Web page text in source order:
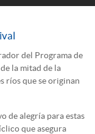
del Programa de
la mitad de la
ríos que se originan
de alegría para estas
que asegura